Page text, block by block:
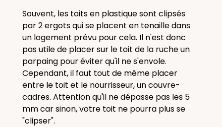
Souvent, les toits en plastique sont clipsés
par 2 ergots qui se placent en tenaille dans
un logement prévu pour cela. Il n'est donc
pas utile de placer sur le toit de la ruche un
parpaing pour éviter qu'il ne s'envole.
Cependant, il faut tout de même placer
entre le toit et le nourrisseur, un couvre-
cadres. Attention qu'il ne dépasse pas les 5
mm car sinon, votre toit ne pourra plus se
"clipser".